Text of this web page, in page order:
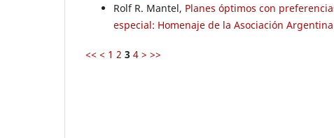
Rolf R. Mantel, Planes óptimos con
especial: Homenaje de la Asociación
<< < 1 2 3 4 > >>